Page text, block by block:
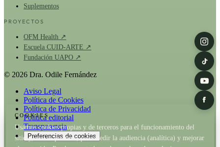
Suplementos
PROYECTOS
OFM Health ↗
Escuela CUID-ARTE ↗
Fundación UAPO ↗
© 2026 Dra. Odile Fernández
Aviso Legal
Política de Cookies
Política de Privacidad
Política editorial
Transparencia
Preferencias de cookies
COOKIES
Usamos cookies propias y de terceros para el funcionamiento del
sitio y, con tu permiso, para medir la audiencia (analítica) y mejorar